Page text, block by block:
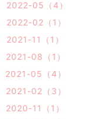
2022-05（4）
2022-02（1）
2021-11（1）
2021-08（1）
2021-05（4）
2021-02（3）
2020-11（1）